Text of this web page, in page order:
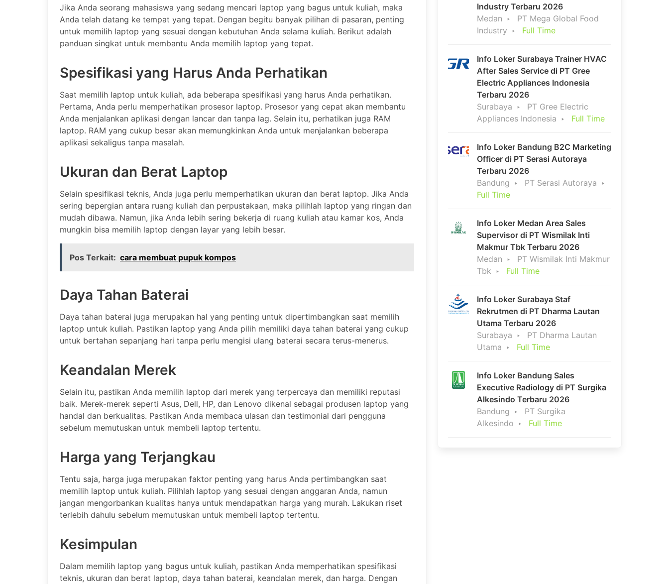
Jika Anda seorang mahasiswa yang sedang mencari laptop yang bagus untuk kuliah, maka
Anda telah datang ke tempat yang tepat. Dengan begitu banyak pilihan di pasaran, penting
untuk memilih laptop yang sesuai dengan kebutuhan Anda selama kuliah. Berikut adalah
panduan singkat untuk membantu Anda memilih laptop yang tepat.
Spesifikasi yang Harus Anda Perhatikan
Saat memilih laptop untuk kuliah, ada beberapa spesifikasi yang harus Anda perhatikan.
Pertama, Anda perlu memperhatikan prosesor laptop. Prosesor yang cepat akan membantu
Anda menjalankan aplikasi dengan lancar dan tanpa lag. Selain itu, perhatikan juga RAM
laptop. RAM yang cukup besar akan memungkinkan Anda untuk menjalankan beberapa
aplikasi sekaligus tanpa masalah.
Ukuran dan Berat Laptop
Selain spesifikasi teknis, Anda juga perlu memperhatikan ukuran dan berat laptop. Jika Anda
sering bepergian antara ruang kuliah dan perpustakaan, maka pilihlah laptop yang ringan dan
mudah dibawa. Namun, jika Anda lebih sering bekerja di ruang kuliah atau kamar kos, Anda
mungkin bisa memilih laptop dengan layar yang lebih besar.
Pos Terkait: cara membuat pupuk kompos
Daya Tahan Baterai
Daya tahan baterai juga merupakan hal yang penting untuk dipertimbangkan saat memilih
laptop untuk kuliah. Pastikan laptop yang Anda pilih memiliki daya tahan baterai yang cukup
untuk bertahan sepanjang hari tanpa perlu mengisi ulang baterai secara terus-menerus.
Keandalan Merek
Selain itu, pastikan Anda memilih laptop dari merek yang terpercaya dan memiliki reputasi
baik. Merek-merek seperti Asus, Dell, HP, dan Lenovo dikenal sebagai produsen laptop yang
handal dan berkualitas. Pastikan Anda membaca ulasan dan testimonial dari pengguna
sebelum memutuskan untuk membeli laptop tertentu.
Harga yang Terjangkau
Tentu saja, harga juga merupakan faktor penting yang harus Anda pertimbangkan saat
memilih laptop untuk kuliah. Pilihlah laptop yang sesuai dengan anggaran Anda, namun
jangan mengorbankan kualitas hanya untuk mendapatkan harga yang murah. Lakukan riset
terlebih dahulu sebelum memutuskan untuk membeli laptop tertentu.
Kesimpulan
Dalam memilih laptop yang bagus untuk kuliah, pastikan Anda memperhatikan spesifikasi
teknis, ukuran dan berat laptop, daya tahan baterai, keandalan merek, dan harga. Dengan
Industry Terbaru 2026
Medan
PT Mega Global Food
Industry
Full Time
Info Loker Surabaya Trainer HVAC
After Sales Service di PT Gree
Electric Appliances Indonesia
Terbaru 2026
Surabaya
PT Gree Electric
Appliances Indonesia
Full Time
Info Loker Bandung B2C Marketing
Officer di PT Serasi Autoraya
Terbaru 2026
Bandung
PT Serasi Autoraya
Full Time
Info Loker Medan Area Sales
Supervisor di PT Wismilak Inti
Makmur Tbk Terbaru 2026
Medan
PT Wismilak Inti Makmur
Tbk
Full Time
Info Loker Surabaya Staf
Rekrutmen di PT Dharma Lautan
Utama Terbaru 2026
Surabaya
PT Dharma Lautan
Utama
Full Time
Info Loker Bandung Sales
Executive Radiology di PT Surgika
Alkesindo Terbaru 2026
Bandung
PT Surgika
Alkesindo
Full Time